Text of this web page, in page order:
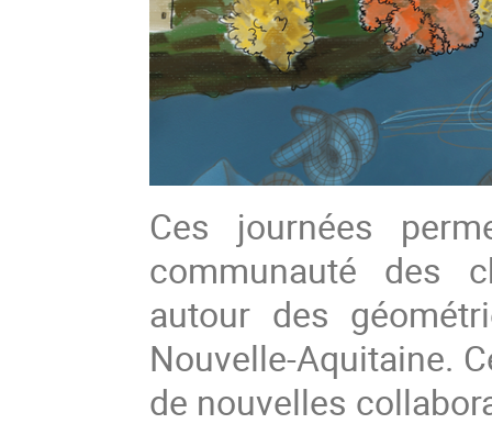
Ces journées
communauté des
autour des
Nouvelle-Aquitaine.
de nouvelles